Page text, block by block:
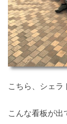
こちら、シェラ
こんな看板が出